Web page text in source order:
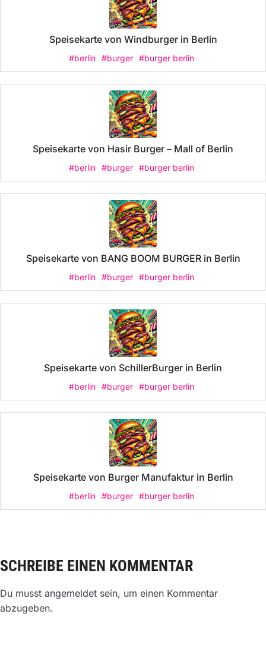
Speisekarte von Windburger in Berlin
#berlin #burger #burger berlin
Speisekarte von Hasir Burger – Mall of Berlin
#berlin #burger #burger berlin
Speisekarte von BANG BOOM BURGER in Berlin
#berlin #burger #burger berlin
Speisekarte von SchillerBurger in Berlin
#berlin #burger #burger berlin
Speisekarte von Burger Manufaktur in Berlin
#berlin #burger #burger berlin
SCHREIBE EINEN KOMMENTAR
Du musst angemeldet sein, um einen Kommentar
abzugeben.